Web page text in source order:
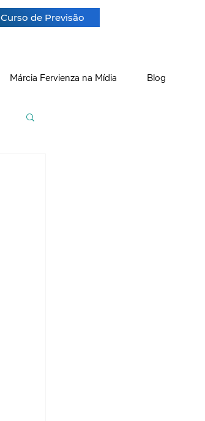
Curso de Previsão
Márcia Fervienza na Mídia Blog